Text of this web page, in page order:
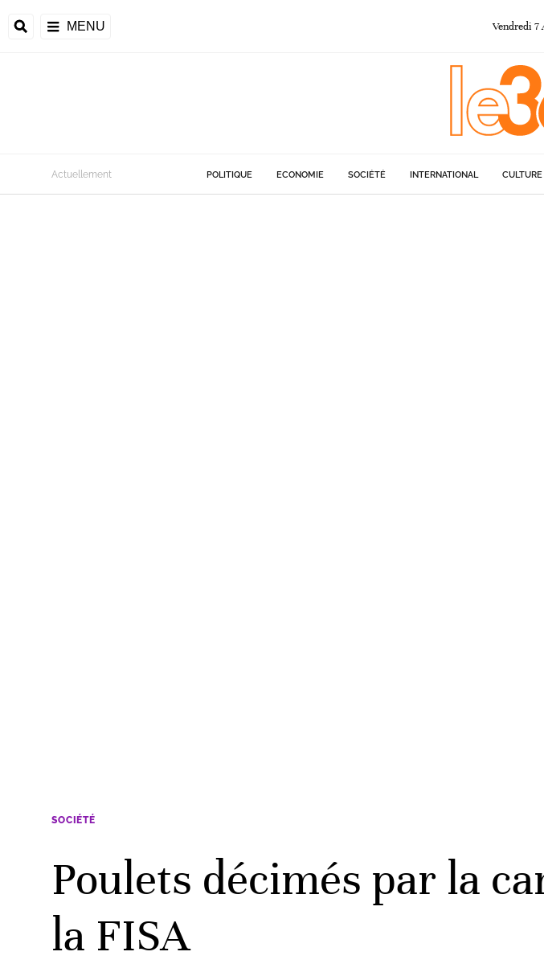
MENU Vendredi 7
Actuellement POLITIQUE ECONOMIE SOCIÉTÉ INTERNATIONAL CULTURE
SOCIÉTÉ
Poulets décimés par la
la FISA